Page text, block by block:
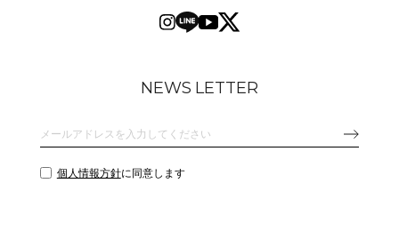
NEWS LETTER
個人情報方針に同意します